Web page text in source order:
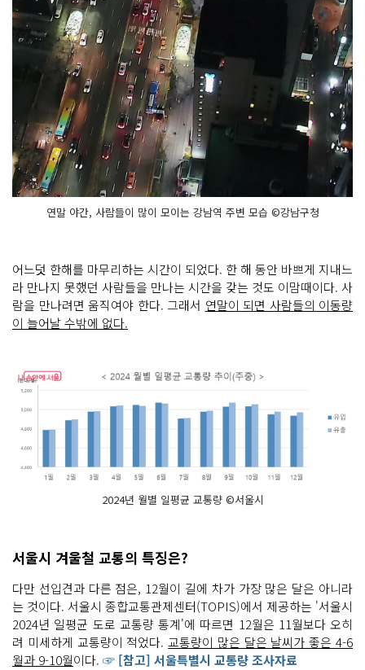
연말 야간, 사람들이 많이 모이는 강남역 주변 모습 ©강남구청
어느덧 한해를 마무리하는 시간이 되었다. 한 해 동안 바쁘게 지내느
라 만나지 못했던 사람들을 만나는 시간을 갖는 것도 이맘때이다. 사
람을 만나려면 움직여야 한다. 그래서 연말이 되면 사람들의 이동량
이 늘어날 수밖에 없다.
2024년 월별 일평균 교통량 ©서울시
서울시 겨울철 교통의 특징은?
다만 선입견과 다른 점은, 12월이 길에 차가 가장 많은 달은 아니라
는 것이다. 서울시 종합교통관제센터(TOPIS)에서 제공하는 '서울시
2024년 일평균 도로 교통량 통계'에 따르면 12월은 11월보다 오히
려 미세하게 교통량이 적었다.교통량이 많은 달은 날씨가 좋은 4-6
월과 9-10월이다. ☞ [참고] 서울특별시 교통량 조사자료